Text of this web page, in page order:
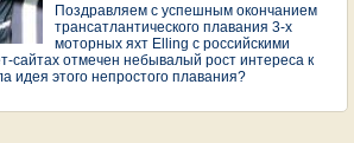
Поздравляем с успешным окончанием
трансатлантического плавания 3-х
моторных яхт Elling с российскими
сайтах отмечен небывалый рост интереса к
идея этого непростого плавания?